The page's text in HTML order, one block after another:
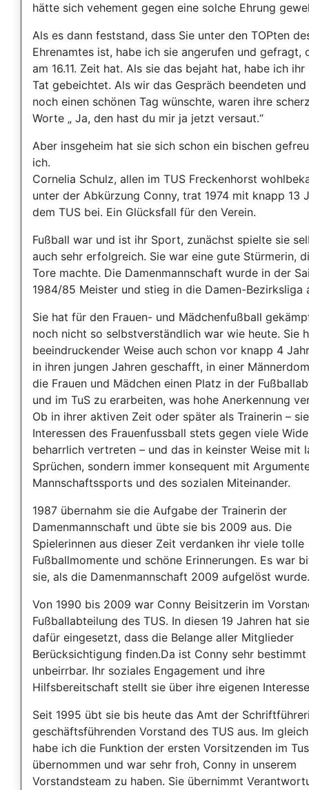
hätte sich vehement gegen eine solche Ehrung
Als es dann feststand, dass Sie unter den TOPten
Ehrenamtes ist, habe ich sie angerufen und gefragt,
am 16.11. Zeit hat. Als sie das bejaht hat, habe ich ihr
Tat gebeichtet. Als wir das Gespräch beendeten
noch einen schönen Tag wünschte, waren ihre
Worte „ Ja, den hast du mir ja jetzt versaut.“
Aber insgeheim hat sie sich schon ein bischen
ich.
Cornelia Schulz, allen im TUS Freckenhorst
unter der Abkürzung Conny, trat 1974 mit knapp 13
dem TUS bei. Ein Glücksfall für den Verein.
Fußball war und ist ihr Sport, zunächst spielte sie
auch sehr erfolgreich. Sie war eine gute Stürmerin,
Tore machte. Die Damenmannschaft wurde in der
1984/85 Meister und stieg in die Damen-Bezirksliga
Sie hat für den Frauen- und Mädchenfußball
noch nicht so selbstverständlich war wie heute. Sie
beeindruckender Weise auch schon vor knapp 4
in ihren jungen Jahren geschafft, in einer
die Frauen und Mädchen einen Platz in der
und im TuS zu erarbeiten, was hohe Anerkennung
Ob in ihrer aktiven Zeit oder später als Trainerin –
Interessen des Frauenfussball stets gegen viele
beharrlich vertreten – und das in keinster Weise mit
Sprüchen, sondern immer konsequent mit
Mannschaftssports und des sozialen Miteinander.
1987 übernahm sie die Aufgabe der Trainerin der
Damenmannschaft und übte sie bis 2009 aus. Die
Spielerinnen aus dieser Zeit verdanken ihr viele tolle
Fußballmomente und schöne Erinnerungen. Es war
sie, als die Damenmannschaft 2009 aufgelöst wurde.
Von 1990 bis 2009 war Conny Beisitzerin im
Fußballabteilung des TUS. In diesen 19 Jahren hat
dafür eingesetzt, dass die Belange aller Mitglieder
Berücksichtigung finden.Da ist Conny sehr bestimmt
unbeirrbar. Ihr soziales Engagement und ihre
Hilfsbereitschaft stellt sie über ihre eigenen
Seit 1995 übt sie bis heute das Amt der
geschäftsführenden Vorstand des TUS aus. Im
habe ich die Funktion der ersten Vorsitzenden im Tus
übernommen und war sehr froh, Conny in unserem
Vorstandsteam zu haben. Sie übernimmt